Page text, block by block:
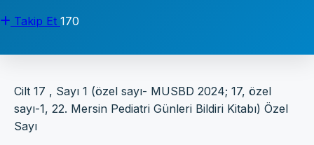
Takip Et 170
Cilt 17 , Sayı 1 (özel sayı- MUSBD 2024; 17, özel
sayı-1, 22. Mersin Pediatri Günleri Bildiri Kitabı) Özel
Sayı